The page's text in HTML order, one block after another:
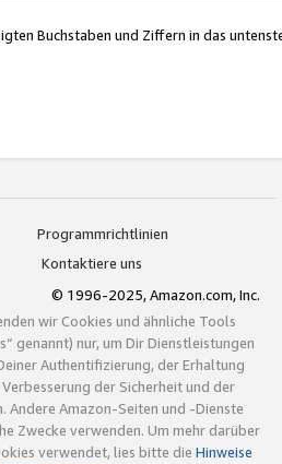
Buchstaben und Ziffern in das
Programmrichtlinien
Kontaktiere uns
© 1996-2025, Amazon.com, Inc.
wir Cookies und ähnliche Tools
genannt) nur, um Dir Dienstleistungen
Authentifizierung, der Erhaltung
der Sicherheit und der
Andere Amazon-Seiten und -Dienste
Zwecke verwenden. Um mehr darüber
verwendet, lies bitte die Hinweise